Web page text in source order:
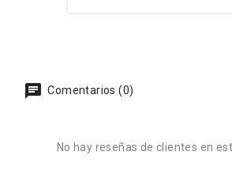
Comentarios (0)
No hay reseñas de clientes en